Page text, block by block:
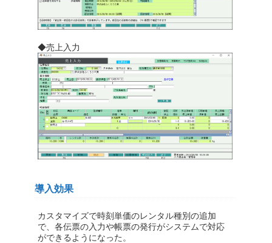
◆売上入力
導入効果
カスタマイズで時刻単価のレンタル種別の追加
で、各伝票の入力や帳票の発行がシステムで対応
ができるようになった。